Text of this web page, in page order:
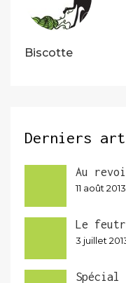
Biscotte
Derniers
Au
11 août 2013
Le
3 juillet